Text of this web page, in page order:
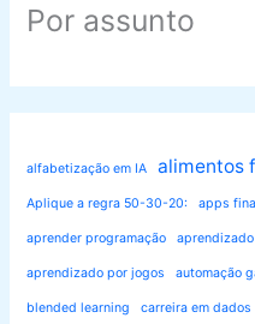
Por assunto
alfabetização em IA alimentos
Aplique a regra 50-30-20: apps
aprender programação
aprendizado por jogos automação
blended learning carreira em dados